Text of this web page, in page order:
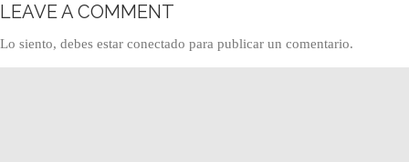
LEAVE A COMMENT
Lo siento, debes estar conectado para publicar un comentario.